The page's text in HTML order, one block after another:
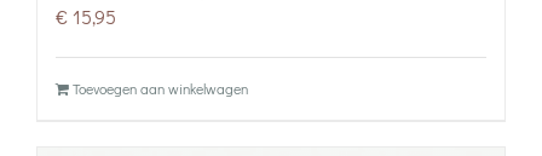
€ 15,95
Toevoegen aan winkelwagen